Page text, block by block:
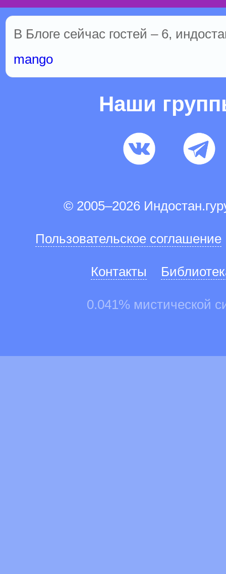
В Блоге сейчас гостей – 6,
mango
Наши
© 2005–2026
Пользовательское соглашение
Контакты
0.041% мистической